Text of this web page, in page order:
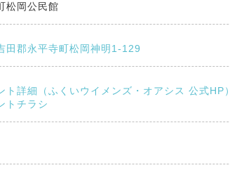
松岡公民館
田郡永平寺町松岡神明1-129
ト詳細（ふくいウイメンズ・オアシス 公式HP）
トチラシ